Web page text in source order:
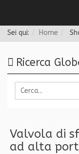
Sei qui: Home
Ricerca
Valvola di
ad alta